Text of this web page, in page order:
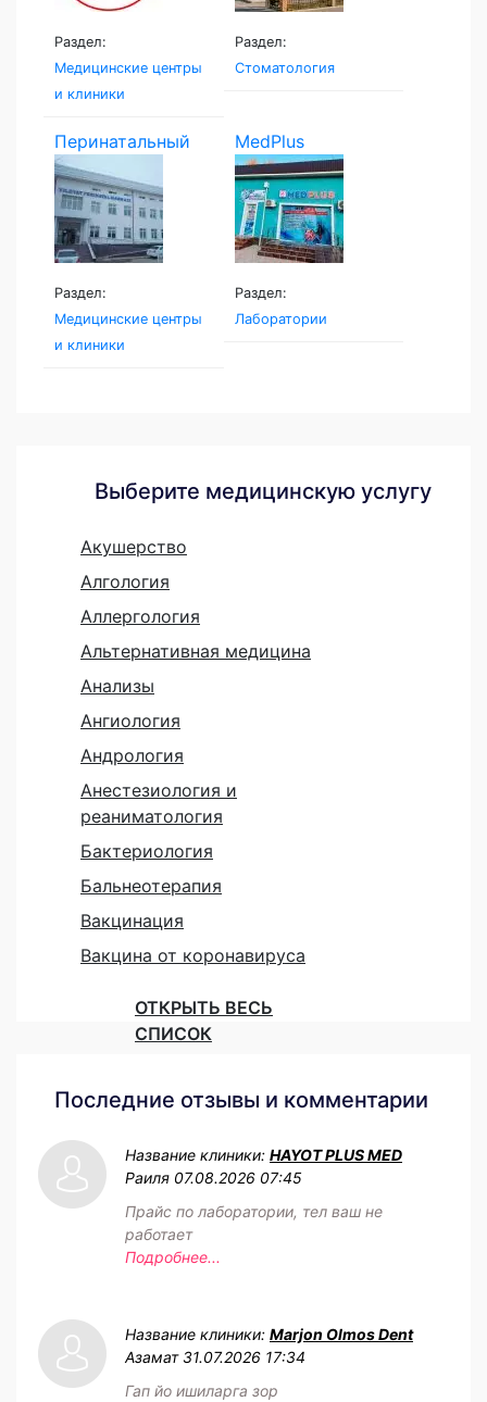
Раздел:
Медицинские центры
и клиники
Раздел:
Стоматология
Перинатальный
центр...
Раздел:
Медицинские центры
и клиники
MedPlus
Раздел:
Лаборатории
Выберите медицинскую услугу
Акушерство
Алгология
Аллергология
Альтернативная медицина
Анализы
Ангиология
Андрология
Анестезиология и
реаниматология
Бактериология
Бальнеотерапия
Вакцинация
Вакцина от коронавируса
ОТКРЫТЬ ВЕСЬ
СПИСОК
Последние отзывы и комментарии
Название клиники: HAYOT PLUS MED
Раиля 07.08.2026 07:45
Прайс по лаборатории, тел ваш не
работает
Подробнее...
Название клиники: Marjon Olmos Dent
Азамат 31.07.2026 17:34
Гап йо ишиларга зор